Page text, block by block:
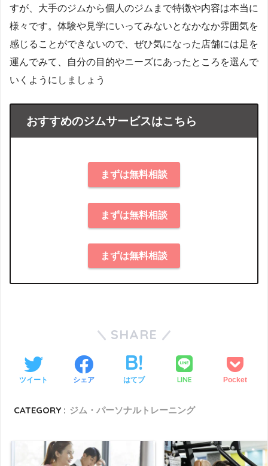
すが、大手のジムから個人のジムまで特徴や内容は本当に
様々です。体験や見学にいってみないとなかなか雰囲気を
感じることができないので、ぜひ気になった店舗には足を
運んでみて、自分の目的やニーズにあったところを選んで
いくようにしましょう
おすすめのジムサービスはこちら
まずは無料相談
まずは無料相談
まずは無料相談
SHARE
ツイート シェア はてブ LINE Pocket
CATEGORY : ジム・パーソナルトレーニング